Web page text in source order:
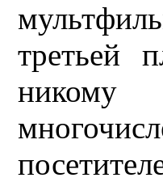
третьей